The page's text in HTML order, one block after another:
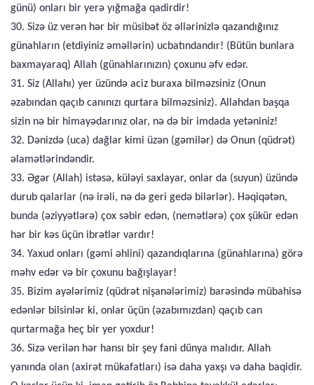
günü) onları bir yerə yığmağa qadirdir!
30. Sizə üz verən hər bir müsibət öz əllərinizlə qazandığınız
günahların (etdiyiniz əməllərin) ucbatındandır! (Bütün bunlara
baxmayaraq) Allah (günahlarınızın) çoxunu əfv edər.
31. Siz (Allahı) yer üzündə aciz buraxa bilməzsiniz (Onun
əzabından qaçıb canınızı qurtara bilməzsiniz). Allahdan başqa
sizin nə bir himayədarınız olar, nə də bir imdada yetəniniz!
32. Dənizdə (uca) dağlar kimi üzən (gəmilər) də Onun (qüdrət)
əlamətlərindəndir.
33. Əgər (Allah) istəsə, küləyi saxlayar, onlar da (suyun) üzündə
durub qalarlar (nə irəli, nə də geri gedə bilərlər). Həqiqətən,
bunda (əziyyətlərə) çox səbir edən, (nemətlərə) çox şükür edən
hər bir kəs üçün ibrətlər vardır!
34. Yaxud onları (gəmi əhlini) qazandıqlarına (günahlarına) görə
məhv edər və bir çoxunu bağışlayar!
35. Bizim ayələrimiz (qüdrət nişanələrimiz) barəsində mübahisə
edənlər bilsinlər ki, onlar üçün (əzabımızdan) qaçıb can
qurtarmağa heç bir yer yoxdur!
36. Sizə verilən hər hansı bir şey fani dünya malıdır. Allah
yanında olan (axirət mükafatları) isə daha yaxşı və daha baqidir.